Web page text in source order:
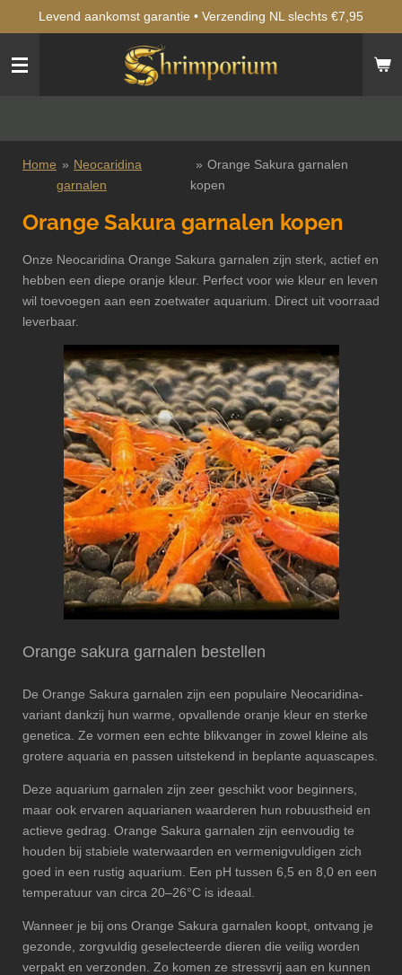
naar
hoofdinhoud
Levend aankomst garantie • Verzending NL slechts €7,95
Home » Neocaridina
garnalen
» Orange Sakura garnalen
kopen
Orange Sakura garnalen kopen
Onze Neocaridina Orange Sakura garnalen zijn sterk, actief en
hebben een diepe oranje kleur. Perfect voor wie kleur en leven
wil toevoegen aan een zoetwater aquarium. Direct uit voorraad
leverbaar.
Orange sakura garnalen bestellen
De Orange Sakura garnalen zijn een populaire Neocaridina-
variant dankzij hun warme, opvallende oranje kleur en sterke
genetica. Ze vormen een echte blikvanger in zowel kleine als
grotere aquaria en passen uitstekend in beplante aquascapes.
Deze aquarium garnalen zijn zeer geschikt voor beginners,
maar ook ervaren aquarianen waarderen hun robuustheid en
actieve gedrag. Orange Sakura garnalen zijn eenvoudig te
houden bij stabiele waterwaarden en vermenigvuldigen zich
goed in een rustig aquarium. Een pH tussen 6,5 en 8,0 en een
temperatuur van circa 20–26°C is ideaal.
Wanneer je bij ons Orange Sakura garnalen koopt, ontvang je
gezonde, zorgvuldig geselecteerde dieren die veilig worden
verpakt en verzonden. Zo komen ze stressvrij aan en kunnen